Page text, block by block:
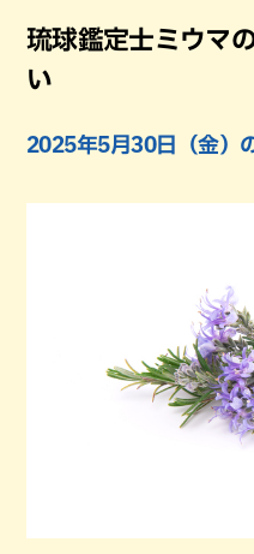
琉球鑑定士ミウマ
い
2025年5月30日（金）